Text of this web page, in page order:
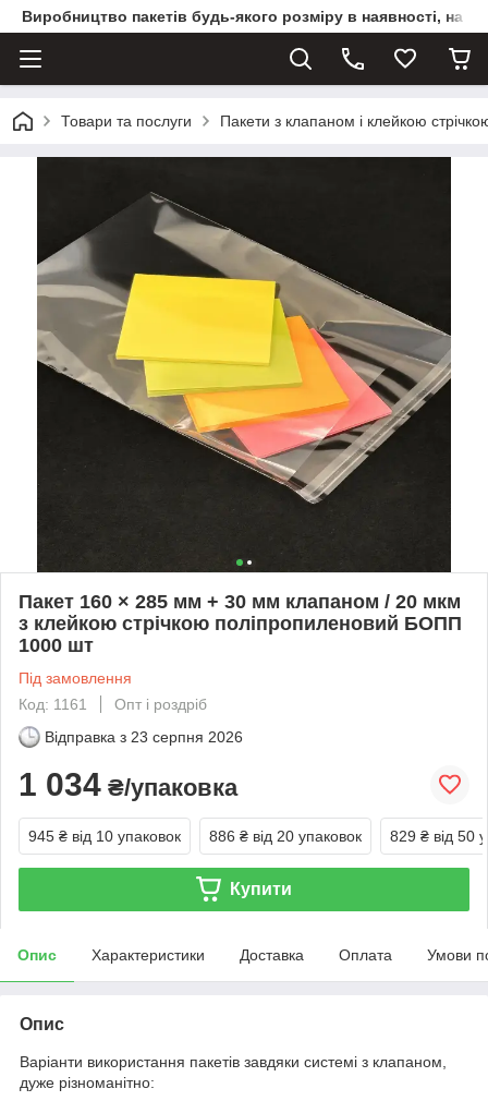
Виробництво пакетів будь-якого розміру в наявності, на
Товари та послуги Пакети з клапаном і клейкою
Пакет 160 × 285 мм + 30 мм клапаном / 20 мкм
з клейкою стрічкою поліпропиленовий БОПП
1000 шт
Під замовлення
Код: 1161
Опт і роздріб
Відправка з 23 серпня 2026
1 034 ₴/упаковка
945 ₴ від 10 упаковок 886 ₴ від 20 упаковок 829 ₴ від 50
Купити
Опис Характеристики Доставка Оплата Умови
Опис
Варіанти використання пакетів завдяки системі з клапаном,
дуже різноманітно: